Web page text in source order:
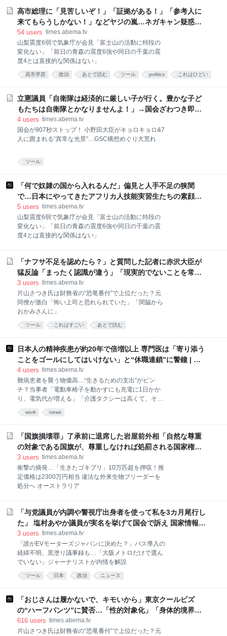
高市総理に「見苦しいぞ！」「証拠がある！」「参考人に
来てもらうしかない！」などヤジの嵐…ネガキャン疑惑
「声紋鑑定」の結果受け追及 | 政治 | ABEMA TIMES | アベ
マタイムズ
54 users times.abema.tv
山梨震度6弱で気象庁が会見「富士山の活動に特段の
変化ない」「前日の青森の震度6強や同日の千葉の震
度4とは直接的な関係はない」
高市早苗 政治 あとで読む ツール politics これはひどい
立憲議員「自衛隊は経済的に厳しい子が行く。豊かな子ど
もたちは自衛隊とかなりませんよ！」→国会ざわつき即訂
正も小泉大臣「怒り」の猛反論 | 政治 | ABEMA TIMES | ア
ベマタイムズ
4 users times.abema.tv
国会が907秒ストップ！ 小野田大臣がキョロキョロ&7
人に囲まれる“異常な光景”…GSC構想めぐり大荒れ
ツール
「何で奴隷の国から入れるんだ」偏見と人手不足の狭間
で…日本にやってきたアフリカ人技能実習生たちの素顔と
彼らを取り巻く現実 | 国内 | ABEMA TIMES | アベマタイム
ズ
5 users times.abema.tv
山梨震度6弱で気象庁が会見「富士山の活動に特段の
変化ない」「前日の青森の震度6強や同日の千葉の震
度4とは直接的な関係はない」
「ナフサ不足を認めたら？」と質問した記者に赤沢大臣が
猛反論「まったく認識が違う」「現実的でないことを常識
だと言う事自体、問題じゃないか」 | 政治 | ABEMA
TIMES | アベマタイムズ
3 users times.abema.tv
片山さつき氏は財務省の“恐竜番付”で上位だった？元
同僚が激白「怖い上司と恐れられていた」「関脇から
おかみさんに」
ツール これはすごい あとで読む
日本人の精神疾患が約20年で倍増以上 専門医は「寄り添う
ことをゴールにしてはいけない」と“休職連鎖”に警鐘 | 国
内 | ABEMA TIMES | アベマタイムズ
4 users times.abema.tv
難病患者を襲う物価高…“生きるための支出”がピン
チ？当事者「電動車椅子を動かすにも充電に1日かか
り、電気代が増える」「介護タクシーは高くて、そん
work news
「国旗損壊罪」了承前に退席した岩屋前外相「自然な尊重
の対象である国旗が、尊重しなければ処罰される国家権力
の象徴になる」懸念示す | 政治 | ABEMA TIMES | アベマタ
イムズ
3 users times.abema.tv
衝撃の摘発…「生きたゴキブリ」10万匹超を押収！推
定価格は2300万円相当 違法な外来生物ブリーダーを
処分へ オーストラリア
「与党議員が内調や警視庁出身者を使って私を3カ月尾行し
た」 塩村あやか議員が実名を挙げて国会で訴え 国家情報会
議設置法案の修正求めるも否決される | 政治 | ABEMA
TIMES | アベマタイムズ
3 users times.abema.tv
「誰がEVモーターズジャパンに決めた？」バス導入の
経緯不明、黒塗り議事録も…「大阪メトロだけで選ん
でいない」ジャーナリストが内情を解説
ツール 日本 政治 ニュース
「おじさんは履かないで、キモいから」東京クールビズ
の“ハーフパンツ”に賛否…「性的対象化」「身体的境界
性」専門家が紐解く不快の心理とは | 国内 | ABEMA
TIMES | アベマタイムズ
616 users times.abema.tv
片山さつき氏は財務省の“恐竜番付”で上位だった？元